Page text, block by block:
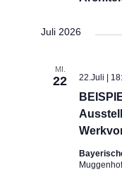
Juli 2026
MI.
22 22.Juli |